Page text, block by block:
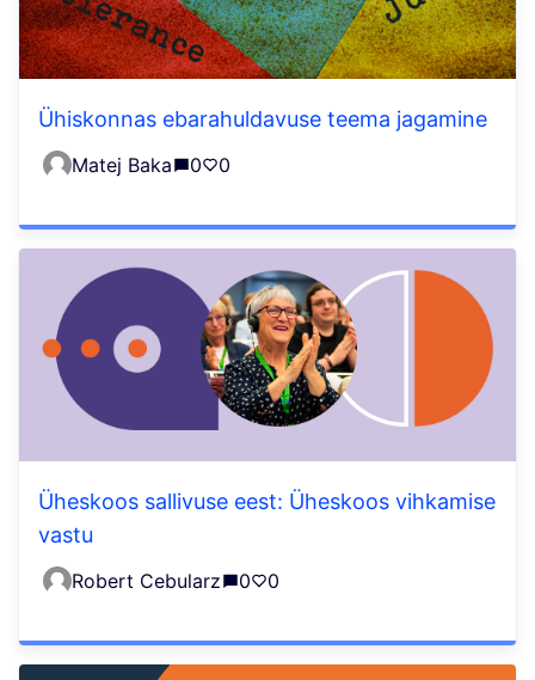
Ühiskonnas ebarahuldavuse teema jagamine
Matej Baka 0 0
Üheskoos sallivuse eest: Üheskoos vihkamise
vastu
Robert Cebularz 0 0